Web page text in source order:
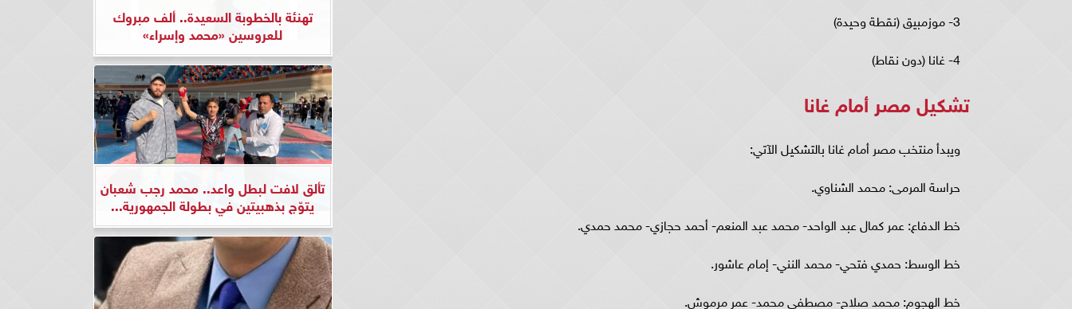
3- موزمبيق (نقطة وحيدة)
4- غانا (دون نقاط)
تشكيل مصر أمام غانا
ويبدأ منتخب مصر أمام غانا بالتشكيل الآتي:
حراسة المرمى: محمد الشناوي.
خط الدفاع: عمر كمال عبد الواحد- محمد عبد المنعم- أحمد حجازي- محمد حمدي.
خط الوسط: حمدي فتحي- محمد النني- إمام عاشور.
خط الهجوم: محمد صلاح- مصطفى محمد- عمر مرموش.
تهنئة بالخطوبة السعيدة.. ألف مبروك
للعروسين «محمد وإسراء»
تألق لافت لبطل واعد.. محمد رجب شعبان
يتوّج بذهبيتين في بطولة الجمهورية...